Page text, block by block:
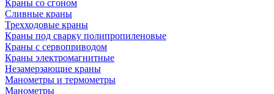
Краны со сгоном
Сливные краны
Трехходовые краны
Краны под сварку полипропиленовые
Краны с сервоприводом
Краны электромагнитные
Незамерзающие краны
Манометры и термометры
Манометры